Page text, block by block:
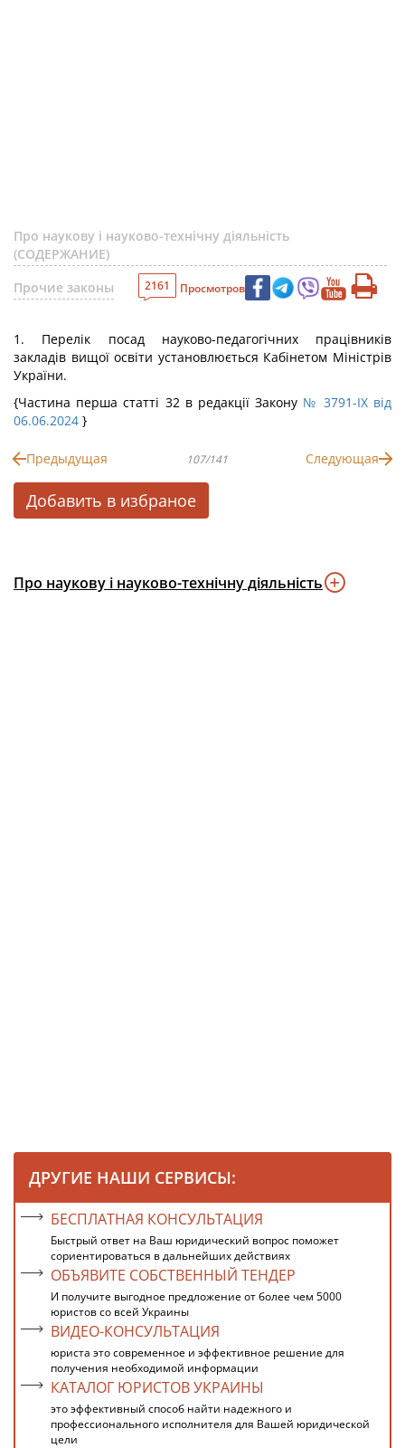
Про наукову і науково-технічну діяльність
(СОДЕРЖАНИЕ)
Прочие законы
2161 Просмотров
1. Перелік посад науково-педагогічних працівників
закладів вищої освіти установлюється Кабінетом Міністрів
України.
{Частина перша статті 32 в редакції Закону № 3791-IX від
06.06.2024 }
Предыдущая 107/141 Следующая
Добавить в избраное
Про наукову і науково-технічну діяльність
ДРУГИЕ НАШИ СЕРВИСЫ:
БЕСПЛАТНАЯ КОНСУЛЬТАЦИЯ
Быстрый ответ на Ваш юридический вопрос поможет
сориентироваться в дальнейших действиях
ОБЪЯВИТЕ СОБСТВЕННЫЙ ТЕНДЕР
И получите выгодное предложение от более чем 5000
юристов со всей Украины
ВИДЕО-КОНСУЛЬТАЦИЯ
юриста это современное и эффективное решение для
получения необходимой информации
КАТАЛОГ ЮРИСТОВ УКРАИНЫ
это эффективный способ найти надежного и
профессионального исполнителя для Вашей юридической
цели